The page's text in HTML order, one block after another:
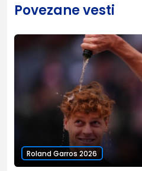
Povezane vesti
Roland Garros 2026